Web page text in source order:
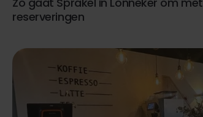
reserveringen